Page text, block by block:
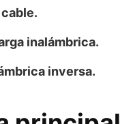
inalámbrica.
inversa.